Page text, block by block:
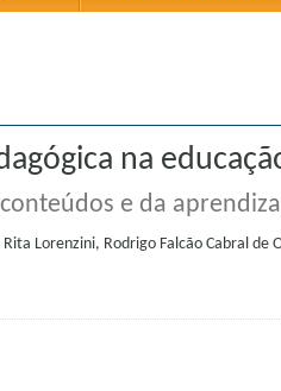
na
e da
Lorenzini, Rodrigo Falcão Cabral de